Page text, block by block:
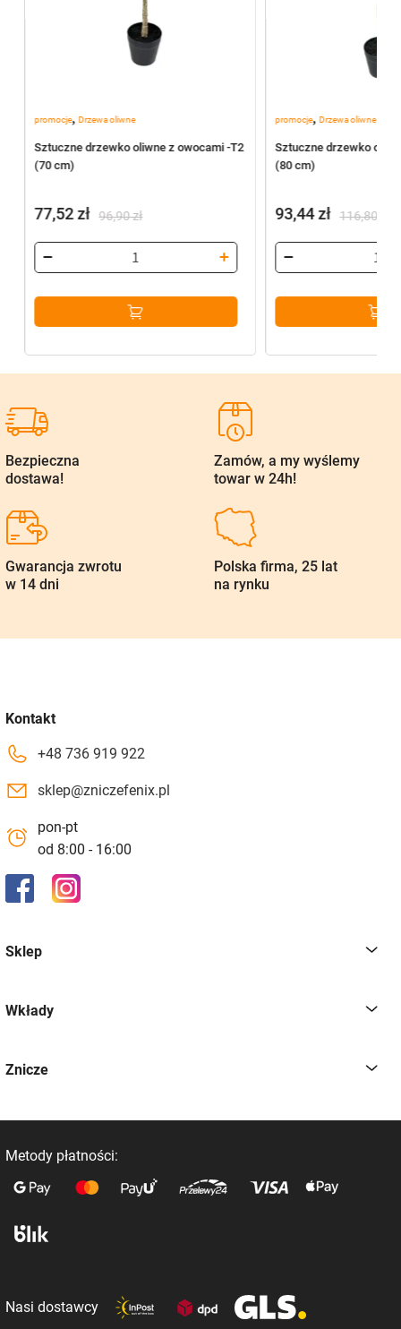
promocje, Drzewa oliwne
Sztuczne drzewko oliwne z owocami -T2
(70 cm)
96,90zł
cena
wynosiła:
96,90 zł.
77,52zł
cena
wynosi:
77,52 zł.
promocje,Drzewa oliwne
Sztuczne drzewko
(80 cm)
116,80
cena
wynosiła:
116,80 zł.
93,44zł
cena
wynosi:
93,44 zł.
Bezpieczna
dostawa!
Zamów, a my wyślemy
towar w 24h!
Gwarancja zwrotu
w 14 dni
Polska firma, 25 lat
na rynku
Kontakt
+48 736 919 922
sklep@zniczefenix.pl
pon-pt
od 8:00 - 16:00
Sklep
Wkłady
Znicze
Metody płatności:
Nasi dostawcy